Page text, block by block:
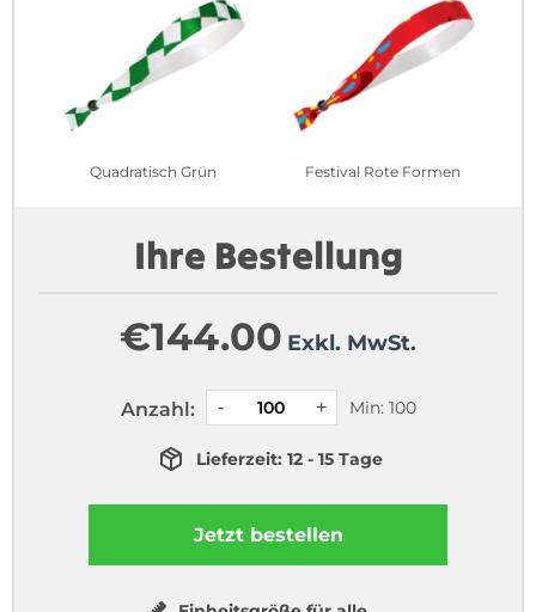
Quadratisch Grün Festival Rote Formen
Ihre Bestellung
€144.00 Exkl. MwSt.
Anzahl: Min: 100
Lieferzeit: 12 - 15 Tage
Jetzt bestellen